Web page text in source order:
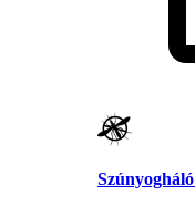
Szúnyogháló